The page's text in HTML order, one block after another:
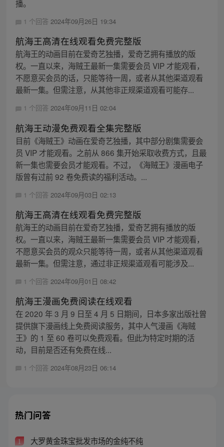
播。
1 个回答 2024年09月26日 19:34
航海王高清在线观看免费完整版
航海王的动画目前在爱奇艺独播，爱奇艺拥有播放的版
权。一直以来，海贼王最新一集需要会员 VIP 才能观看，
不愿意买会员的话，只能等待一周，或者从其他渠道观看
最新一集。但需注意，从其他非正规渠道观看可能存...
1 个回答 2024年09月11日 02:04
航海王动漫免费观看全集完整版
目前《海贼王》动画在爱奇艺独播，其中部分剧集需要会
员 VIP 才能观看。之前从 866 集开始采取收费方式，且最
新一集也需要会员才能观看。不过，《海贼王》漫画电子
版曾有过前 92 卷免费读的福利活动。...
1 个回答 2024年09月03日 02:13
航海王高清在线观看免费完整版
航海王的动画目前在爱奇艺独播，爱奇艺拥有播放的版
权。一直以来，海贼王最新一集需要会员 VIP 才能观看，
不愿意买会员的观众只能等待一周，或者从其他渠道观看
最新一集。但需注意，通过非正规渠道观看可能涉及...
1 个回答 2024年09月01日 08:42
航海王漫画免费阅读在线观看
在 2020 年 3 月 9 日至 4 月 5 日期间，日本多家出版社曾
提供旗下漫画线上免费阅读服务，其中人气漫画《海贼
王》的 1 至 60 卷可以免费观看。但此为特定时期的活
动，目前是否还有免费在线...
1 个回答 2024年08月23日 06:14
热门问答
1 大罗黄金珠宝批发市场的金纯不纯